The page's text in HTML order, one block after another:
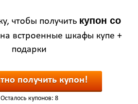
чтобы получить купон со
на встроенные шкафы купе +
подарки
получить купон!
Осталось купонов: 8